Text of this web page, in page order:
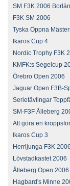
SM F3K 2006
F3K SM 2006
Tyska Öppna
Ikaros Cup 4
Nordic Trophy F3K
KMFK:s Segelcup
Örebro Open 2006
Jaguar Open F3B-
Serietävlingar
SM-F3F Ålleberg
Att göra en
Ikaros Cup 3
Herrljunga F3K 2006
Lövstadkastet 2006
Ålleberg Open 2006
Hagbard's Minne